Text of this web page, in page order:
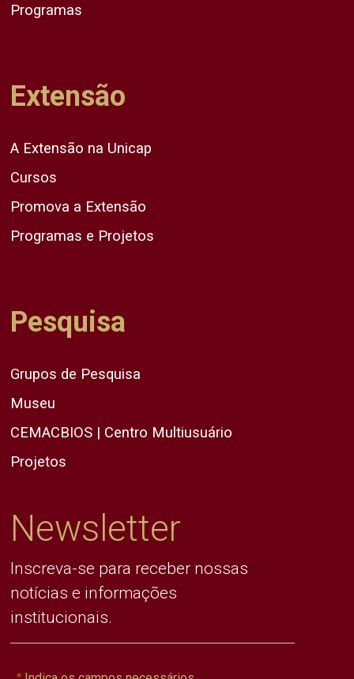
Programas
Extensão
A Extensão na Unicap
Cursos
Promova a Extensão
Programas e Projetos
Pesquisa
Grupos de Pesquisa
Museu
CEMACBIOS | Centro Multiusuário
Projetos
Newsletter
Inscreva-se para receber nossas
notícias e informações
institucionais.